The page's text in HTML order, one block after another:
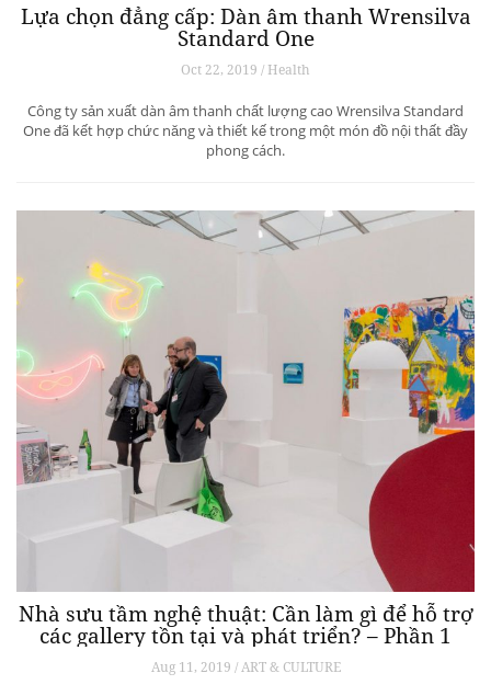
Lựa chọn đẳng cấp: Dàn âm thanh Wrensilva
Standard One
Oct 22, 2019 / Health
Công ty sản xuất dàn âm thanh chất lượng cao Wrensilva Standard
One đã kết hợp chức năng và thiết kế trong một món đồ nội thất đầy
phong cách.
Nhà sưu tầm nghệ thuật: Cần làm gì để hỗ trợ
các gallery tồn tại và phát triển? – Phần 1
Aug 11, 2019 / ART & CULTURE